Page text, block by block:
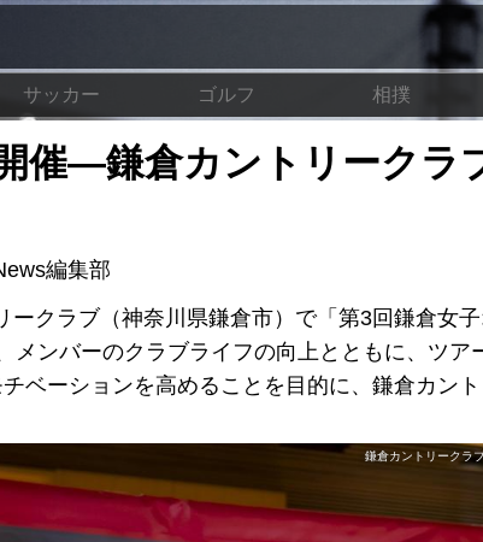
サッカー ゴルフ 相撲
催―鎌倉カントリークラ
編集部
クラブ（神奈川県鎌倉市）で「第3回鎌倉女
メンバーのクラブライフの向上とともに、ツア
ベーションを高めることを目的に、鎌倉カン
鎌倉カントリークラ